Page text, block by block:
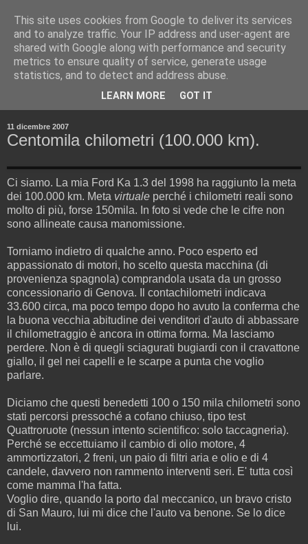
11 dicembre 2007
Centomila chilometri (100.000 km).
Ci siamo. La mia Ford Ka 1.3 del 1998 ha raggiunto la meta
dei 100.000 km. Meta virtuale perché i chilometri reali sono
molto di più, forse 150mila. In foto si vede che le cifre non
sono allineate causa manomissione.
Torniamo indietro di qualche anno. Poco esperto ed
appassionato di motori, ho scelto questa macchina (di
provenienza spagnola) comprandola usata da un grosso
concessionario di Genova. Il contachilometri indicava
33.600 circa, ma poco tempo dopo ho avuto la conferma che
la buona vecchia abitudine dei venditori d'auto di abbassare
il chilometraggio è ancora in ottima forma. Ma lasciamo
perdere. Non è di quegli sciagurati bugiardi con il cravattone
giallo, il gel nei capelli e le scarpe a punta che voglio
parlare.
Diciamo che questi benedetti 100 o 150 mila chilometri sono
stati percorsi pressoché a cofano chiuso, tipo test
Quattroruote (nessun intento scientifico: solo taccagneria).
Perché se eccettuiamo il cambio di olio motore, 4
ammortizzatori, 2 freni, un paio di filtri aria e olio e di 4
candele, davvero non rammento interventi seri. E' tutta così
come mamma l'ha fatta.
Voglio dire, quando la porto dal meccanico, un bravo cristo
di San Mauro, lui mi dice che l'auto va benone. Se lo dice
lui.
This site uses cookies from Google to deliver its services
and to analyze traffic. Your IP address and user-agent are
shared with Google along with performance and security
metrics to ensure quality of service, generate usage
statistics, and to detect and address abuse.
LEARN MORE GOT IT